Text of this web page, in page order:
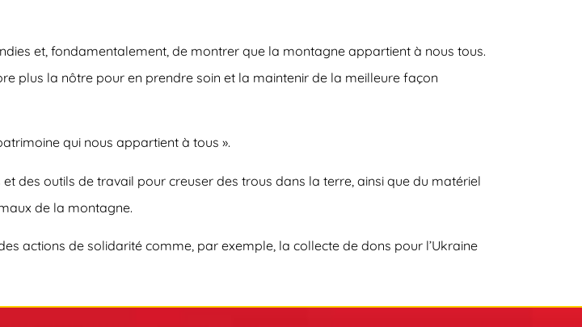
et, fondamentalement, de montrer que la montagne appartient à nous tous.
plus la nôtre pour en prendre soin et la maintenir de la meilleure façon
qui nous appartient à tous ».
des outils de travail pour creuser des trous dans la terre, ainsi que du matériel
de la montagne.
actions de solidarité comme, par exemple, la collecte de dons pour l’Ukraine